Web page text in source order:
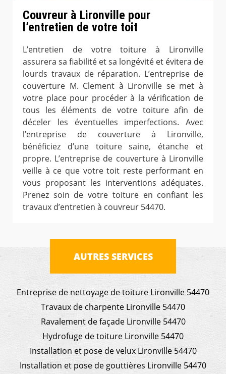
Couvreur à Lironville pour
l’entretien de votre toit
L’entretien de votre toiture à Lironville
assurera sa fiabilité et sa longévité et évitera de
lourds travaux de réparation. L’entreprise de
couverture M. Clement à Lironville se met à
votre place pour procéder à la vérification de
tous les éléments de votre toiture afin de
déceler les éventuelles imperfections. Avec
l’entreprise de couverture à Lironville,
bénéficiez d’une toiture saine, étanche et
propre. L’entreprise de couverture à Lironville
veille à ce que votre toit reste performant en
vous proposant les interventions adéquates.
Prenez soin de votre toiture en confiant les
travaux d’entretien à couvreur 54470.
AUTRES SERVICES
Entreprise de nettoyage de toiture Lironville 54470
Travaux de charpente Lironville 54470
Ravalement de façade Lironville 54470
Hydrofuge de toiture Lironville 54470
Installation et pose de velux Lironville 54470
Installation et pose de gouttières Lironville 54470